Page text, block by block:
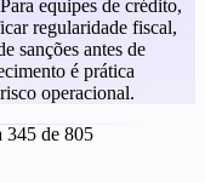
equipes de crédito,
regularidade fiscal,
sanções antes de
é prática
operacional.
de 805